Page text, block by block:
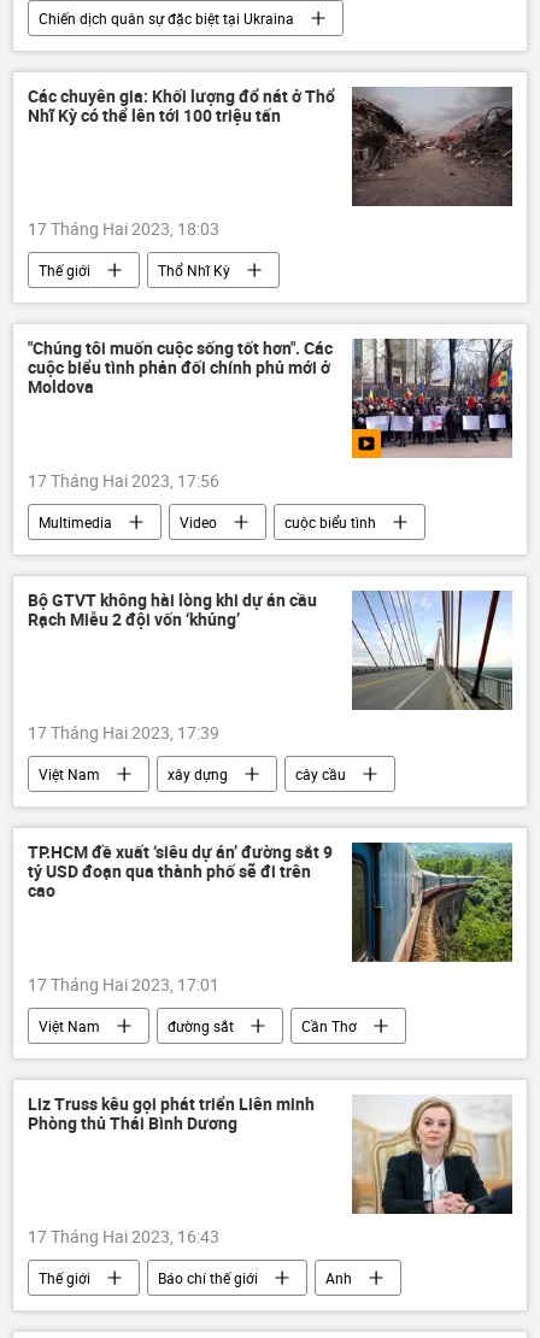
Chiến dịch quân sự đặc biệt tại Ukraina
Video từ Ukraina
Cuộc khủng hoảng ở Ukraina
Ukraina
DNR
Sáp nhập DNR, LNR, Zaporozhye và Kherson vào Nga
Nga
Vladimir Zelensky
Các chuyên gia: Khối lượng đổ nát ở Thổ
Nhĩ Kỳ có thể lên tới 100 triệu tấn
17 Tháng Hai 2023, 18:03
Thế giới
Thổ Nhĩ Kỳ
Trận động đất ở Thổ Nhĩ Kỳ và Syria
bị thương
cái chết Báo chí thế giới
"Chúng tôi muốn cuộc sống tốt hơn". Các
cuộc biểu tình phản đối chính phủ mới ở
Moldova
17 Tháng Hai 2023, 17:56
Multimedia Video
cuộc biểu tình
Moldova
Thế giới
Bộ GTVT không hài lòng khi dự án cầu
Rạch Miễu 2 đội vốn ‘khủng’
17 Tháng Hai 2023, 17:39
Việt Nam xây dựng
cây cầu
Bộ Giao thông Vận tải
dự án
TP.HCM đề xuất ‘siêu dự án’ đường sắt 9
tỷ USD đoạn qua thành phố sẽ đi trên
cao
17 Tháng Hai 2023, 17:01
Việt Nam đường sắt
Cần Thơ
Thành phố Hồ Chí Minh
giao thông
dự án
Liz Truss kêu gọi phát triển Liên minh
Phòng thủ Thái Bình Dương
17 Tháng Hai 2023, 16:43
Thế giới Báo chí thế giới
Anh
Liz Truss
Hoa Kỳ
Trung Quốc